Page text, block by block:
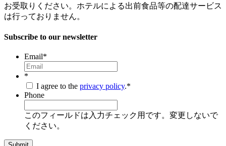
お受取りください。ホテルによる出前食品等の配達サービス
は行っておりません。
Subscribe to our newsletter
Email*
*
I agree to the privacy policy.*
Phone
このフィールドは入力チェック用です。変更しないで
ください。